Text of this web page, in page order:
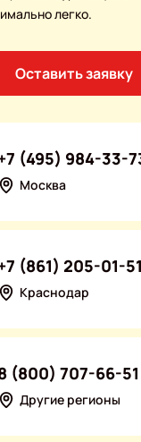
легко.
Оставить заявку
Москва
(495) 984-33-
Краснодар
(861) 205-01-51
Другие регионы
(800) 707-66-51